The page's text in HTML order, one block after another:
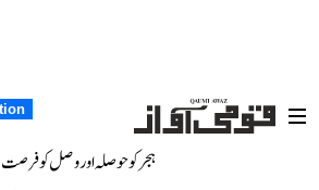
ہجر کو حوصلہ اور وصل کو فرصت